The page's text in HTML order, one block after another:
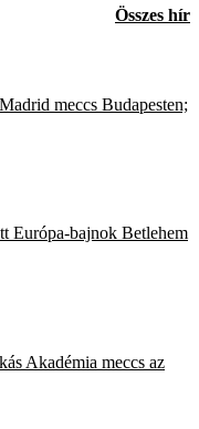
Összes hír
meccs Budapesten;
Európa-bajnok Betlehem
Akadémia meccs az